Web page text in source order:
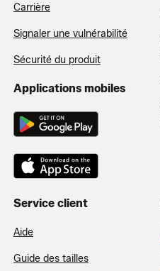
Carrière
Signaler une vulnérabilité
Sécurité du produit
Applications mobiles
Service client
Aide
Guide des tailles